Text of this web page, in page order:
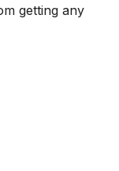
getting any